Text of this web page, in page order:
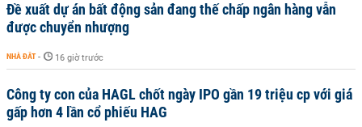
Đề xuất dự án bất động sản đang thế chấp ngân hàng vẫn
được chuyển nhượng
NHÀ ĐẤT - 16 giờ trước
Công ty con của HAGL chốt ngày IPO gần 19 triệu cp với giá
gấp hơn 4 lần cổ phiếu HAG